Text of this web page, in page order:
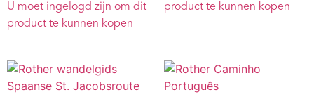
U moet ingelogd zijn om dit
product te kunnen kopen
product te kunnen kopen